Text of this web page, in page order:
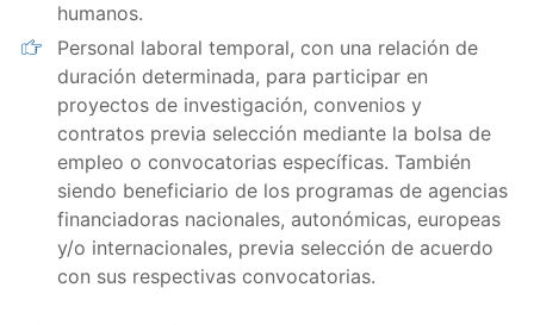
humanos.
Personal laboral temporal, con una relación de
duración determinada, para participar en
proyectos de investigación, convenios y
contratos previa selección mediante la bolsa de
empleo o convocatorias específicas. También
siendo beneficiario de los programas de agencias
financiadoras nacionales, autonómicas, europeas
y/o internacionales, previa selección de acuerdo
con sus respectivas convocatorias.